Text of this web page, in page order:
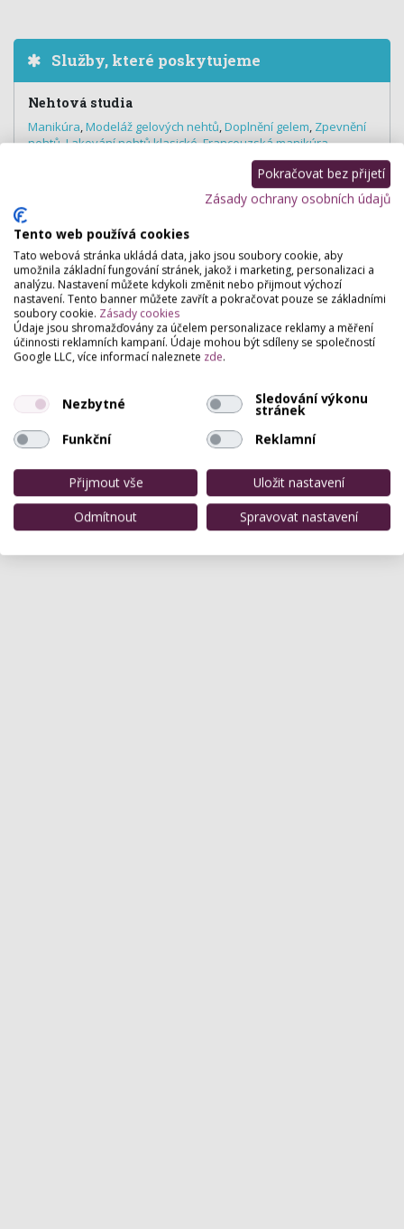
Služby, které poskytujeme
Nehtová studia
Manikúra,Modeláž gelových nehtů,Doplnění gelem, Zpevnění
nehtů,Lakování nehtů klasické,Francouzská manikúra,
Pánská manikúra
Hodnocení salónu
Pro přidání hodnocení sepřihlašte.
Zatím zde není žádné hodnocení.
Pokračovat bez přijetí
Zásady ochrany osobních údajů
Tento web používá cookies
Tato webová stránka ukládá data, jako jsou soubory cookie, aby
umožnila základní fungování stránek, jakož i marketing, personalizaci a
analýzu. Nastavení můžete kdykoli změnit nebo přijmout výchozí
nastavení. Tento banner můžete zavřít a pokračovat pouze se základními
soubory cookie. Zásady cookies
Údaje jsou shromažďovány za účelem personalizace reklamy a měření
účinnosti reklamních kampaní. Údaje mohou být sdíleny se společností
Google LLC, více informací naleznete zde.
Nezbytné Sledování výkonu
stránek
Funkční
Reklamní
Přijmout vše
Uložit nastavení
Odmítnout
Spravovat nastavení